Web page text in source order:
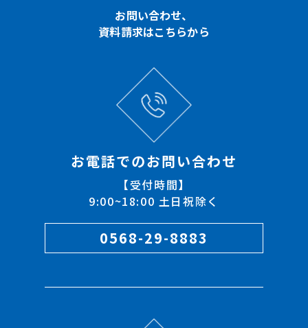
お問い合わせ、
資料請求はこちらから
お電話でのお問い合わせ
【受付時間】
9:00~18:00 土日祝除く
0568-29-8883